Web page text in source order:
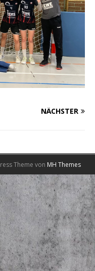
NÄCHSTER
Theme von MH Themes